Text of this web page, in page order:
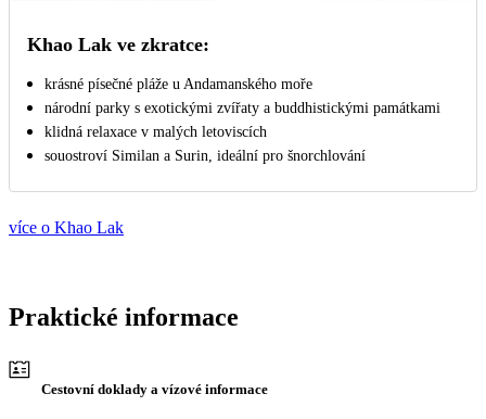
Khao Lak ve zkratce:
krásné písečné pláže u Andamanského moře
národní parky s exotickými zvířaty a buddhistickými památkami
klidná relaxace v malých letoviscích
souostroví Similan a Surin, ideální pro šnorchlování
více o Khao Lak
Praktické informace
Cestovní doklady a vízové informace